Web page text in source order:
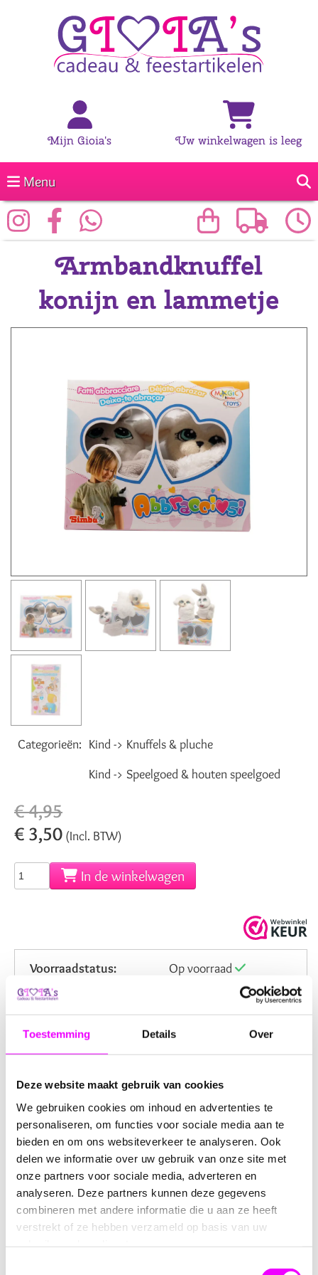
Toestemming Details Over
Deze website maakt gebruik van cookies
We gebruiken cookies om inhoud en advertenties te
personaliseren, om functies voor sociale media aan te
bieden en om ons websiteverkeer te analyseren. Ook
delen we informatie over uw gebruik van onze site met
onze partners voor sociale media, adverteren en
analyseren. Deze partners kunnen deze gegevens
combineren met andere informatie die u aan ze heeft
verstrekt of ze hebben verzameld op basis van uw
Mijn Gioia's Uw winkelwagen is leeg
Menu
Armbandknuffel
konijn en lammetje
Categorieën: Kind -> Knuffels & pluche
Kind -> Speelgoed & houten speelgoed
€ 4,95
€ 3,50 (Incl. BTW)
In de winkelwagen
Voorraadstatus:
Op voorraad
Levertijd:
Vandaag besteld?
Maandag verzonden
Verzendkosten NL:
6,95
Artikelnummer:
7108609
Omschrijving Reviews
Armbandknuffel Konijn en
Lammetje
Wil jij je vriendje
overal mee naartoe nemen? Dat kan
met deze knuffelarmband! Je kunt hem eenvoudig om je
pols klemmen zodat je hem niet kunt verliezen. Ook leuk